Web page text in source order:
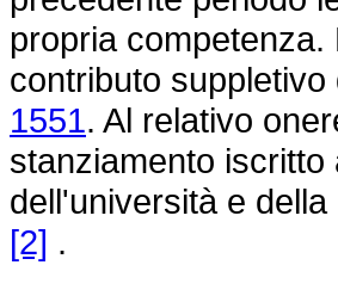
propria
contributo
1551. Al relativo
stanziamento
dell'università e
[2] .